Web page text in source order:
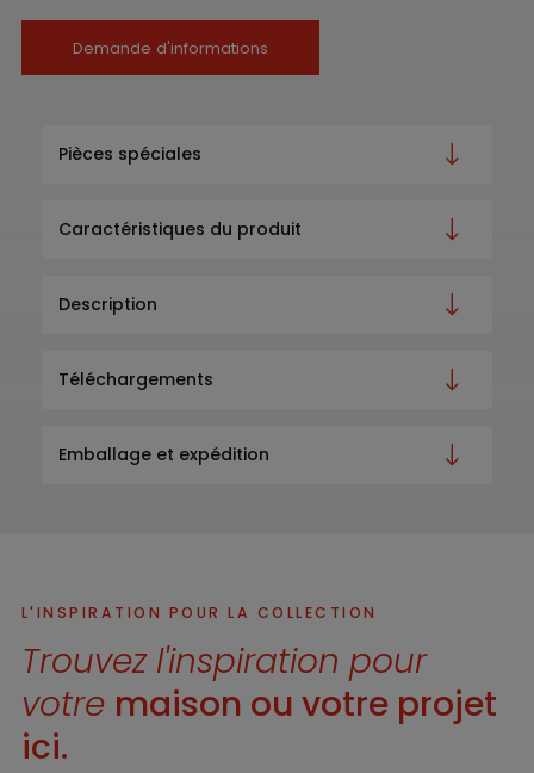
Demande d'informations
Pièces spéciales
Caractéristiques du produit
Description
Téléchargements
Emballage et expédition
L'INSPIRATION POUR LA COLLECTION
Trouvez l'inspiration pour
votre maison ou votre projet
ici.